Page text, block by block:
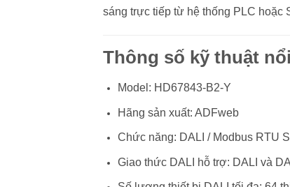
sáng trực tiếp từ hệ thống PLC hoặc
Thông số kỹ thuật
Model: HD67843-B2-Y
Hãng sản xuất: ADFweb
Chức năng: DALI / Modbus RTU
Giao thức DALI hỗ trợ: DALI và